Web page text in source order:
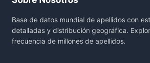
Base de datos mundial de apellidos con
detalladas y distribución geográfica.
frecuencia de millones de apellidos.